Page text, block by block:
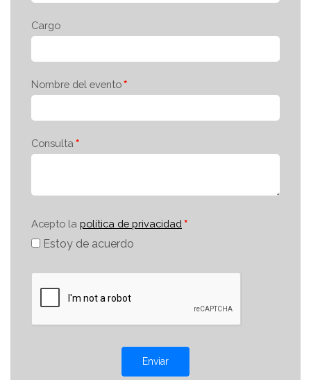
Cargo
Nombre del evento
Consulta
Acepto la política de privacidad
Estoy de acuerdo
Enviar